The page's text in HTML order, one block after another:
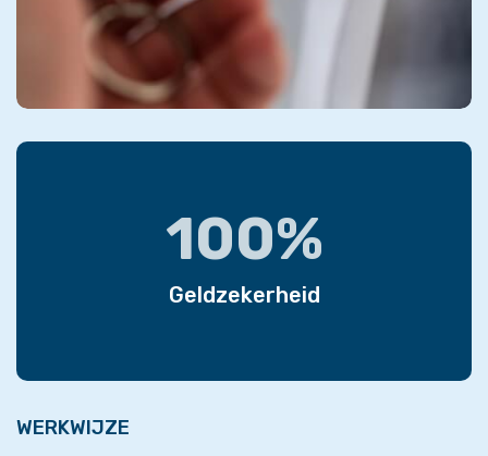
100%
Geldzekerheid
WERKWIJZE